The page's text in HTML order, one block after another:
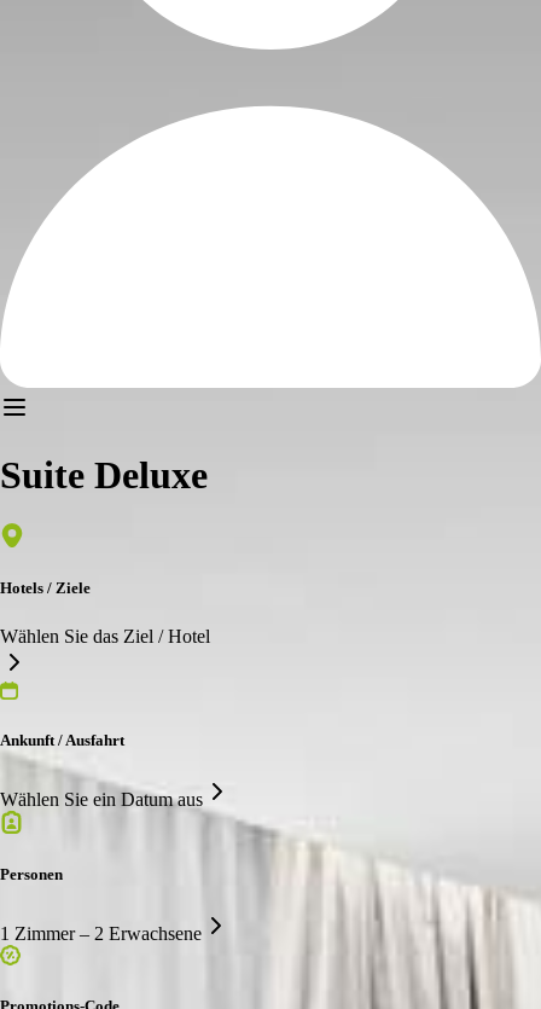
Suite Deluxe
Hotels / Ziele
Wählen Sie das Ziel / Hotel
Ankunft / Ausfahrt
Wählen Sie ein Datum aus
Personen
1 Zimmer – 2 Erwachsene